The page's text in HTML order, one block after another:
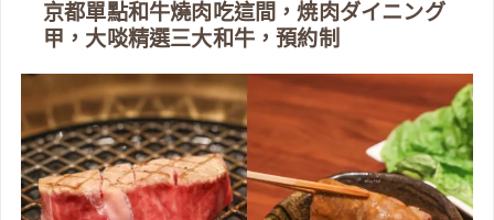
京都單點和牛燒肉吃這間，焼肉ダイニング
甲，大啖精選三大和牛，預約制